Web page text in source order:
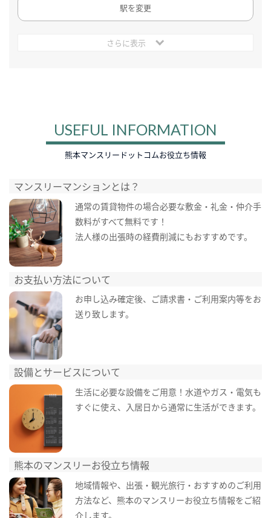
駅を変更
さらに表示
USEFUL INFORMATION
熊本マンスリードットコムお役立ち情報
マンスリーマンションとは？
通常の賃貸物件の場合必要な敷金・礼金・仲介手
数料がすべて無料です！
法人様の出張時の経費削減にもおすすめです。
お支払い方法について
お申し込み確定後、ご請求書・ご利用案内等をお
送り致します。
設備とサービスについて
生活に必要な設備をご用意！水道やガス・電気も
すぐに使え、入居日から通常に生活ができます。
熊本のマンスリーお役立ち情報
地域情報や、出張・観光旅行・おすすめのご利用
方法など、熊本のマンスリーお役立ち情報をご紹
介します。